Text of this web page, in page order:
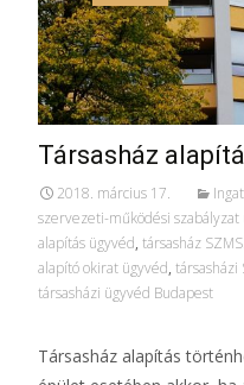
Társasház
2018. március 17.
szervezeti-működési szabályzat
alapítás ügyvéd, társasház
alapító okirat ügyvéd, társasházi
társasházi ügyvéd Budapest
Társasház alapítás